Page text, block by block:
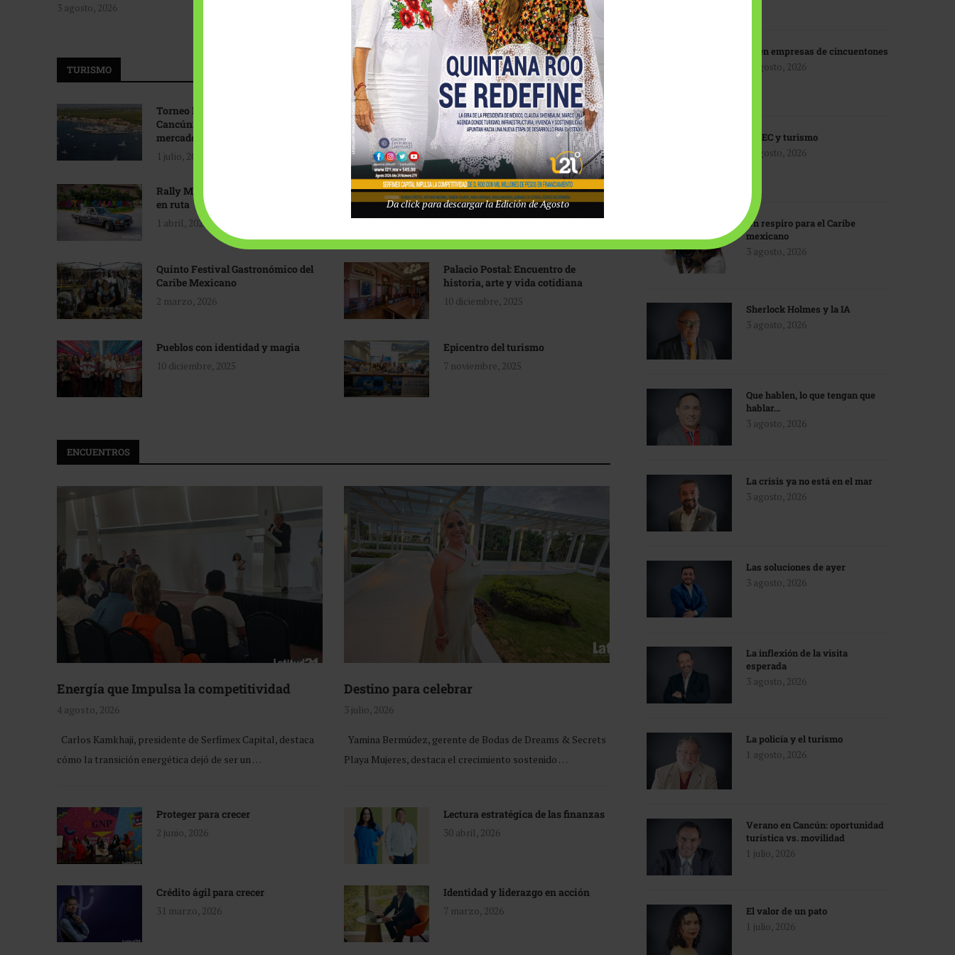
3 agosto, 2026
Tecnológico de Monterrey
3 agosto, 2026
TURISMO
Torneo Internacional de Pesca
Cancún: Navegando hacia nuevos
mercados
1 julio, 2026
Promoción turística con visión
1 abril, 2026
Rally Maya: Herencia automotriz
en ruta
1 abril, 2026
Industria global en
reconfiguración
31 marzo, 2026
Quinto Festival Gastronómico del
Caribe Mexicano
2 marzo, 2026
Palacio Postal: Encuentro de
historia, arte y vida cotidiana
10 diciembre, 2025
Pueblos con identidad y magia
10 diciembre, 2025
Epicentro del turismo
7 noviembre, 2025
ENCUENTROS
Energía que Impulsa la competitividad
4 agosto, 2026
Carlos Kamkhaji, presidente de Serfimex Capital, destaca
cómo la transición energética dejó de ser un …
Destino para celebrar
3 julio, 2026
Yamina Bermúdez, gerente de Bodas de Dreams & Secrets
Playa Mujeres, destaca el crecimiento sostenido …
Proteger para crecer
2 junio, 2026
Lectura estratégica de las finanzas
30 abril, 2026
Crédito ágil para crecer
31 marzo, 2026
Identidad y liderazgo en acción
7 marzo, 2026
IA en empresas de cincuentones
3 agosto, 2026
TMEC y turismo
3 agosto, 2026
Un respiro para el Caribe
mexicano
3 agosto, 2026
Sherlock Holmes y la IA
3 agosto, 2026
Que hablen, lo que tengan que
hablar…
3 agosto, 2026
La crisis ya no está en el mar
3 agosto, 2026
Las soluciones de ayer
3 agosto, 2026
La inflexión de la visita
esperada
3 agosto, 2026
La policía y el turismo
1 agosto, 2026
Verano en Cancún: oportunidad
turística vs. movilidad
1 julio, 2026
El valor de un pato
1 julio, 2026
Da click para descargar la Edición de Agosto